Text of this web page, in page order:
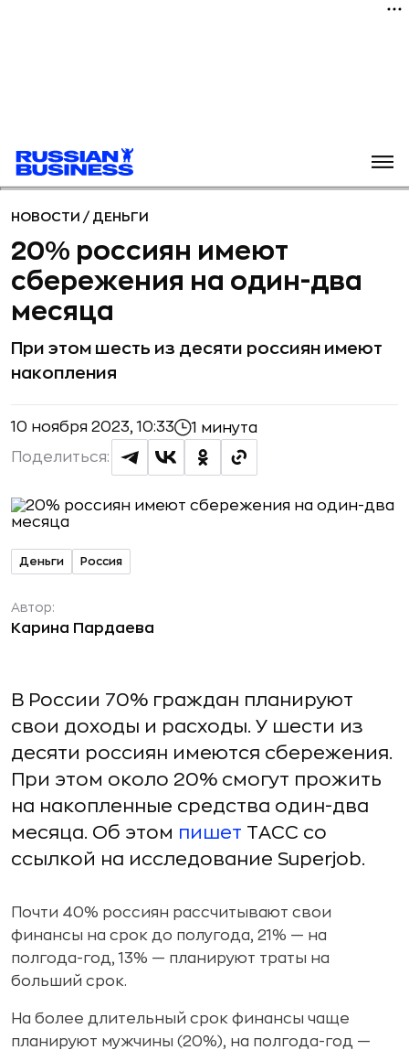
НОВОСТИ / ДЕНЬГИ
20% россиян имеют
сбережения на один-два
месяца
При этом шесть из десяти россиян имеют
накопления
10 ноября 2023, 10:33 1 минута
Поделиться:
Деньги Россия
Автор:
Карина Пардаева
В России 70% граждан планируют
свои доходы и расходы. У шести из
десяти россиян имеются сбережения.
При этом около 20% смогут прожить
на накопленные средства один-два
месяца. Об этом пишет ТАСС со
ссылкой на исследование Superjob.
Почти 40% россиян рассчитывают свои
финансы на срок до полугода, 21% — на
полгода-год, 13% — планируют траты на
больший срок.
На более длительный срок финансы чаще
планируют мужчины (20%), на полгода-год —